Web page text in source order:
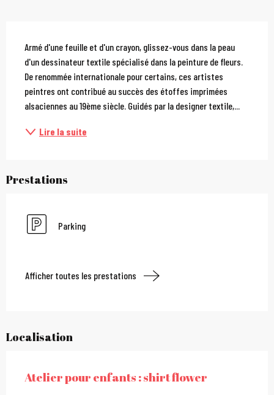
Description
Armé d'une feuille et d'un crayon, glissez-vous dans la peau
d'un dessinateur textile spécialisé dans la peinture de fleurs.
De renommée internationale pour certains, ces artistes
peintres ont contribué au succès des étoffes imprimées
alsaciennes au 19ème siècle. Guidés par la designer textile,...
Lire la suite
Prestations
Parking
Afficher toutes les prestations
Localisation
Atelier pour enfants : shirt flower